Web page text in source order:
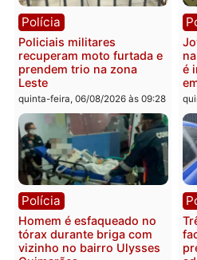
Polícia
Homem é encontrado
morto em residência no
bairro Colina Park em RO
sexta-feira, 07/08/2026 às 09:30